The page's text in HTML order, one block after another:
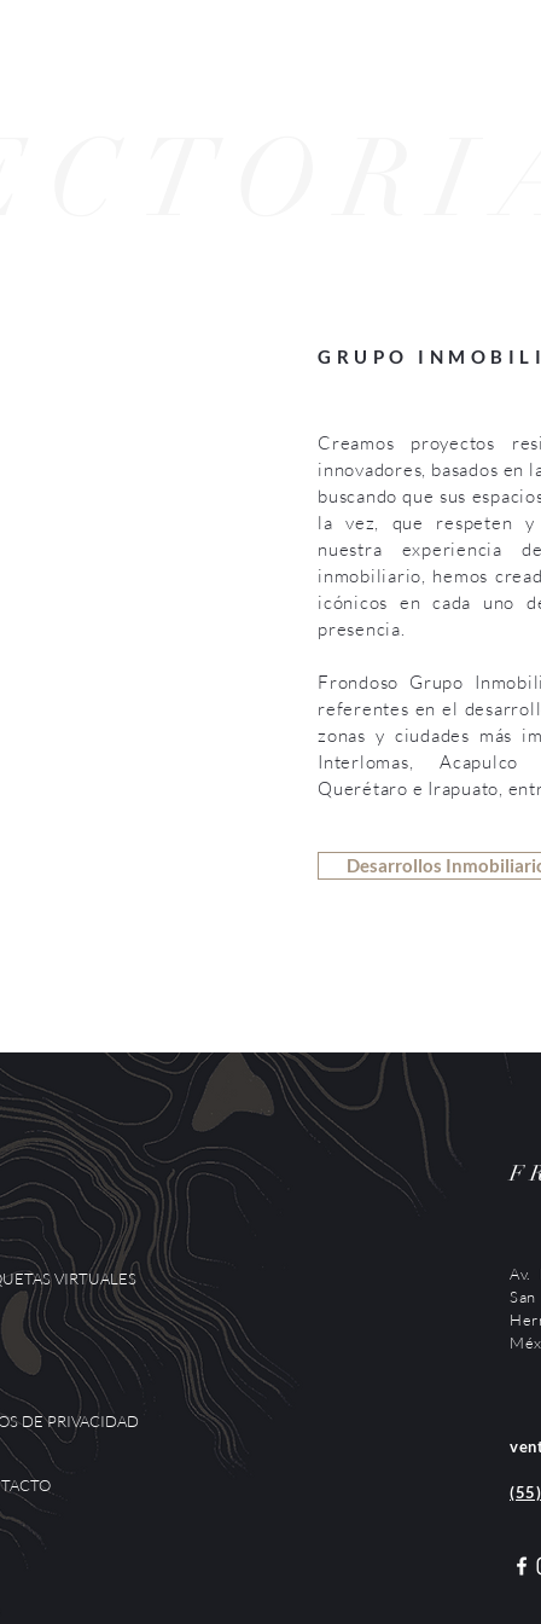
GRUPO
Creamos proyectos
innovadores, basados en
buscando que sus
la vez, que respeten
nuestra experiencia
inmobiliario, hemos
icónicos en cada uno
presencia.
Frondoso Grupo
referentes en el
zonas y ciudades más
Interlomas, Acapulco
Querétaro e Irapuato,
Desarrollos
VIRTUALES
DE PRIVACIDAD
Av.